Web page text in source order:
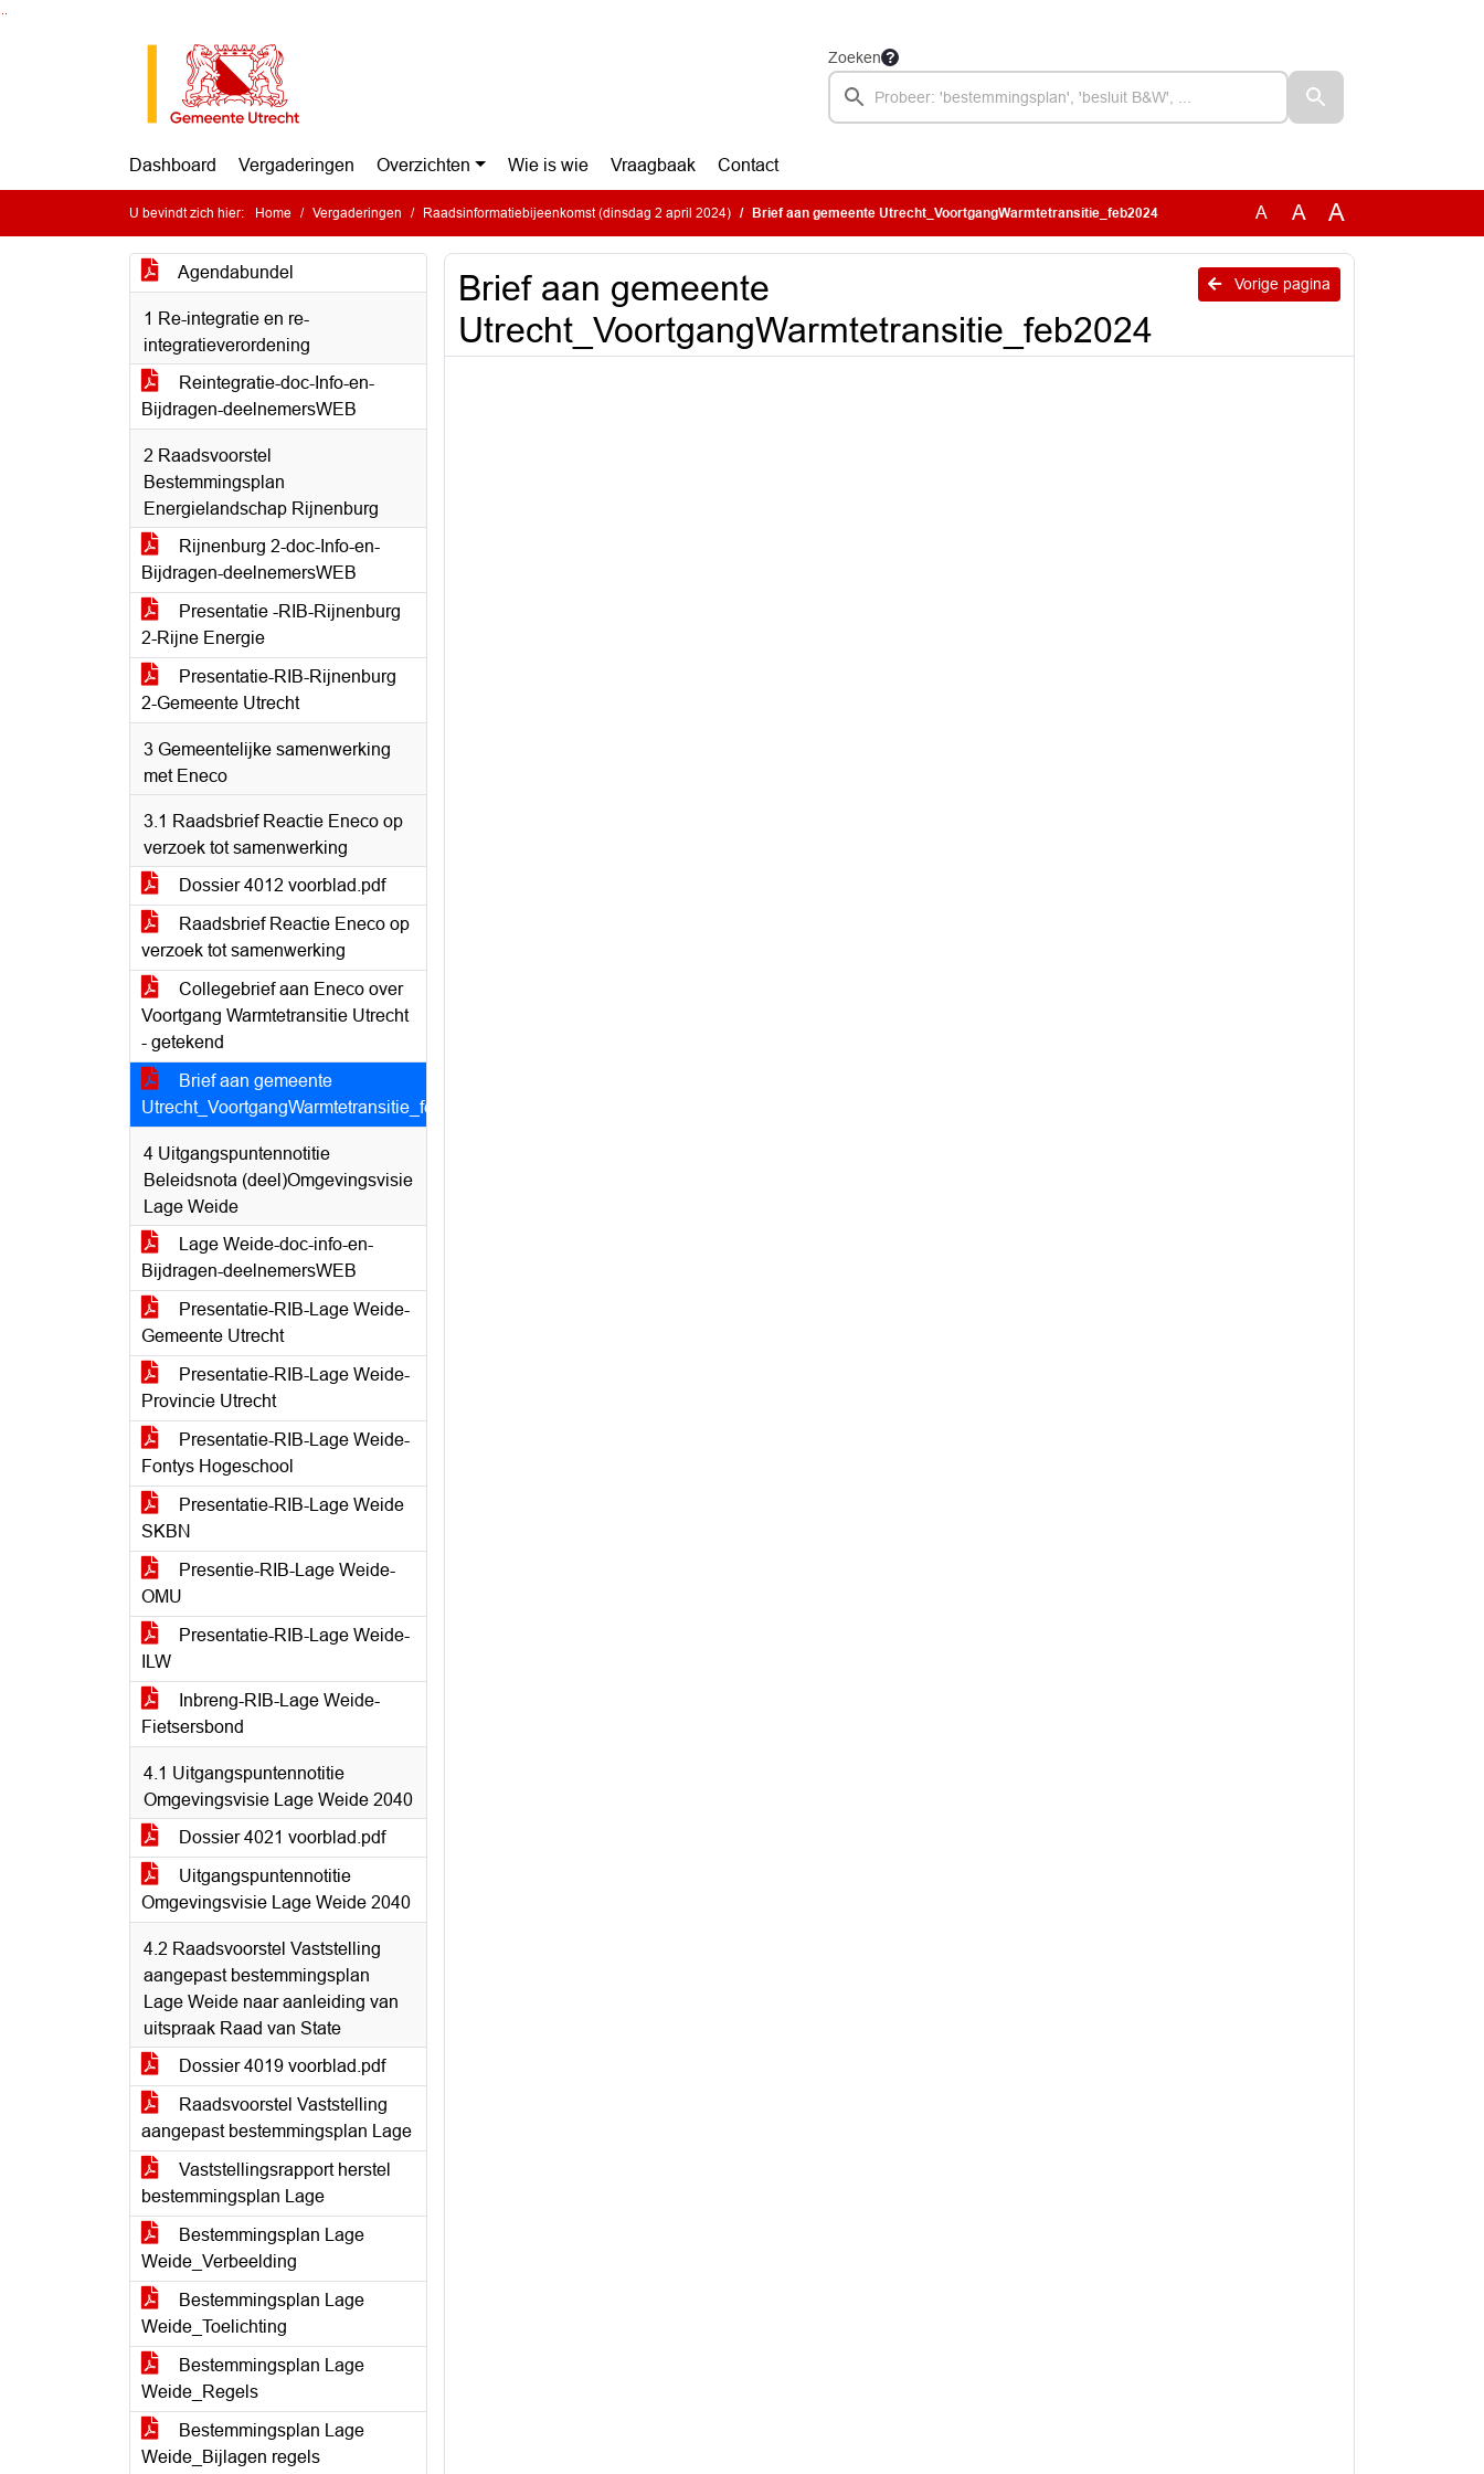
Zoeken
Dashboard Vergaderingen Overzichten Wie is wie Vraagbaak Contact
U bevindt zich hier: Home Vergaderingen Raadsinformatiebijeenkomst (dinsdag 2 april 2024) Brief aan gemeente Utrecht_VoortgangWarmtetransitie_feb2024 A A A
Agendabundel
1 Re-integratie en re-
integratieverordening
Reintegratie-doc-Info-en-
Bijdragen-deelnemersWEB
2 Raadsvoorstel
Bestemmingsplan
Energielandschap Rijnenburg
Rijnenburg 2-doc-Info-en-
Bijdragen-deelnemersWEB
Presentatie -RIB-Rijnenburg
2-Rijne Energie
Presentatie-RIB-Rijnenburg
2-Gemeente Utrecht
3 Gemeentelijke samenwerking
met Eneco
3.1 Raadsbrief Reactie Eneco op
verzoek tot samenwerking
Dossier 4012 voorblad.pdf
Raadsbrief Reactie Eneco op
verzoek tot samenwerking
Collegebrief aan Eneco over
Voortgang Warmtetransitie Utrecht
- getekend
Brief aan gemeente
Utrecht_VoortgangWarmtetransitie_feb2024
4 Uitgangspuntennotitie
Beleidsnota (deel)Omgevingsvisie
Lage Weide
Lage Weide-doc-info-en-
Bijdragen-deelnemersWEB
Presentatie-RIB-Lage Weide-
Gemeente Utrecht
Presentatie-RIB-Lage Weide-
Provincie Utrecht
Presentatie-RIB-Lage Weide-
Fontys Hogeschool
Presentatie-RIB-Lage Weide
SKBN
Presentie-RIB-Lage Weide-
OMU
Presentatie-RIB-Lage Weide-
ILW
Inbreng-RIB-Lage Weide-
Fietsersbond
4.1 Uitgangspuntennotitie
Omgevingsvisie Lage Weide 2040
Dossier 4021 voorblad.pdf
Uitgangspuntennotitie
Omgevingsvisie Lage Weide 2040
4.2 Raadsvoorstel Vaststelling
aangepast bestemmingsplan
Lage Weide naar aanleiding van
uitspraak Raad van State
Dossier 4019 voorblad.pdf
Raadsvoorstel Vaststelling
aangepast bestemmingsplan Lage
Vaststellingsrapport herstel
bestemmingsplan Lage
Bestemmingsplan Lage
Weide_Verbeelding
Bestemmingsplan Lage
Weide_Toelichting
Bestemmingsplan Lage
Weide_Regels
Bestemmingsplan Lage
Weide_Bijlagen regels
Vorige pagina
Brief aan gemeente
Utrecht_VoortgangWarmtetransitie_feb2024